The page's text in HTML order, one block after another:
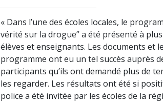
« Dans l’une des écoles locales, le
vérité sur la drogue” a été présenté à
élèves et enseignants. Les documents et
programme ont eu un tel succès auprès
participants qu’ils ont demandé plus de
les regarder. Les résultats ont été si
police a été invitée par les écoles de la